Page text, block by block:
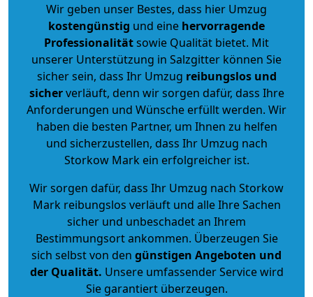
Wir geben unser Bestes, dass hier Umzug
kostengünstig und eine hervorragende
Professionalitätsowie Qualität bietet. Mit
unserer Unterstützung in Salzgitter können Sie
sicher sein, dass Ihr Umzug reibungslos und
sicherverläuft, denn wir sorgen dafür, dass Ihre
Anforderungen und Wünsche erfüllt werden. Wir
haben die besten Partner, um Ihnen zu helfen
und sicherzustellen, dass Ihr Umzug nach
Storkow Mark ein erfolgreicher ist.
Wir sorgen dafür, dass Ihr Umzug nach Storkow
Mark reibungslos verläuft und alle Ihre Sachen
sicher und unbeschadet an Ihrem
Bestimmungsort ankommen. Überzeugen Sie
sich selbst von den günstigen Angeboten und
der Qualität. Unsere umfassender Service wird
Sie garantiert überzeugen.